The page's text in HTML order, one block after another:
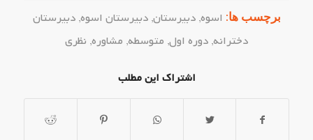
برچسب ها: اسوه,دبیرستان,دبیرستان اسوه,دبیرستان
دخترانه, دوره اول, متوسطه, مشاوره, نظری
اشتراک این مطلب